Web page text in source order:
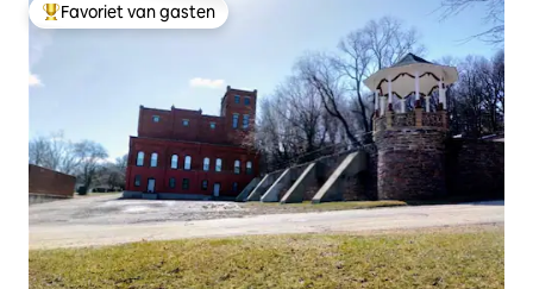
Topfavoriet van gasten
Favoriet van gasten